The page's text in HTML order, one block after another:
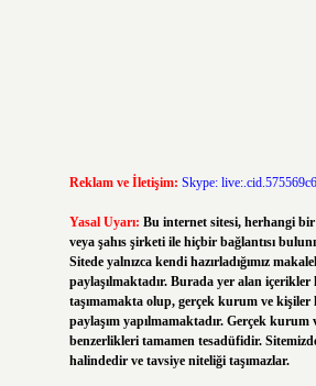
Reklam ve İletişim: Skype:
Yasal Uyarı: Bu internet sitesi, herhangi
veya şahıs şirketi ile hiçbir bağlantısı
Sitede yalnızca kendi hazırladığımız
paylaşılmaktadır. Burada yer alan içerikler
taşımamakta olup, gerçek kurum ve kişiler
paylaşım yapılmamaktadır. Gerçek kurum
benzerlikleri tamamen tesadüfidir.
halindedir ve tavsiye niteliği taşımazlar.